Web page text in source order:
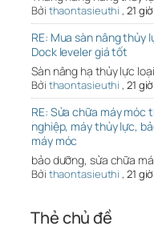
Bởi thaontasieuthi , 21
RE: Mua sàn nâng thủy
Dock leveler giá tốt
Sàn nâng hạ thủy lực
Bởi thaontasieuthi , 21
RE: Sửa chữa máy
nghiệp, máy thủy lực,
máy móc
bảo dưỡng, sửa chữa
Bởi thaontasieuthi , 21
Thẻ chủ đề